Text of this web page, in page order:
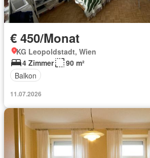
€ 450/Monat
KG Leopoldstadt, Wien
4 Zimmer
90 m²
Balkon
11.07.2026